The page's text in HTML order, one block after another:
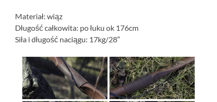
Materiał: wiąz
Długość całkowita: po łuku ok 176cm
Siła i długość naciągu: 17kg/28″